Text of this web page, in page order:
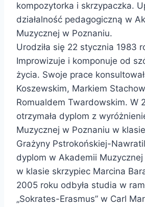
kompozytorka i skrzypaczka.
działalność pedagogiczną w
Muzycznej w Poznaniu.
Urodziła się 22 stycznia 1983
Improwizuje i komponuje od
życia. Swoje prace
Koszewskim, Markiem
Romualdem Twardowskim. W
otrzymała dyplom z
Muzycznej w Poznaniu w
Grażyny Pstrokońskiej-
dyplom w Akademii
w klasie skrzypiec Marcina
2005 roku odbyła studia w
„Sokrates-Erasmus” w Carl